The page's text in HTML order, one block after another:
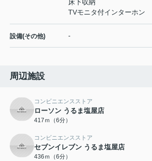
床下収納
TVモニタ付インターホン
設備(その他) -
周辺施設
コンビニエンスストア
ローソン うるま塩屋店
417ｍ（6分）
コンビニエンスストア
セブンイレブン うるま塩屋店
436ｍ（6分）